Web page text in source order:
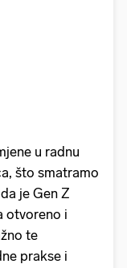
u radnu
što smatramo
je Gen Z
otvoreno i
te
prakse i